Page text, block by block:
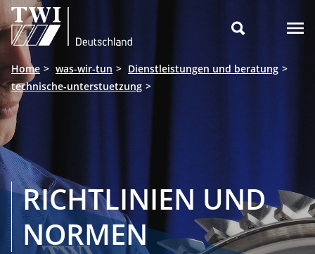

Home was-wir-tun
Dienstleistungen und beratung
technische-unterstuetzung
RICHTLINIEN UND
NORMEN